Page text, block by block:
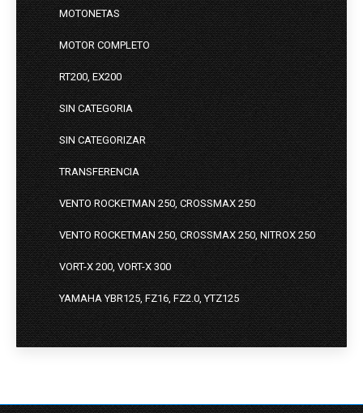
MOTONETAS
MOTOR COMPLETO
RT200, EX200
SIN CATEGORIA
SIN CATEGORIZAR
TRANSFERENCIA
VENTO ROCKETMAN 250, CROSSMAX 250
VENTO ROCKETMAN 250, CROSSMAX 250, NITROX 250
VORT-X 200, VORT-X 300
YAMAHA YBR125, FZ16, FZ2.0, YTZ125